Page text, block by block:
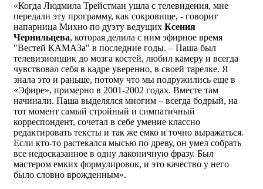
«Когда Людмила Трейстман ушла с телевидения, мне
передали эту программу, как сокровище, - говорит
напарница Михно по дуэту ведущих Ксения
Чернильцева, которая делила с ним эфирное время
"Вестей КАМАЗа" в последние годы. – Паша был
телевизионщик до мозга костей, любил камеру и всегда
чувствовал себя в кадре уверенно, в своей тарелке. Я
знала это и раньше, потому что мы подружились еще в
«Эфире», примерно в 2001-2002 годах. Вместе там
начинали. Паша выделялся многим – всегда бодрый, на
тот момент самый стройный и симпатичный
корреспондент, сочетал в себе умение классно
редактировать тексты и так же емко и точно выражаться.
Если кто-то растекался мысью по древу, он умел собрать
все недосказанное в одну лаконичную фразу. Был
мастером емких формулировок, и это качество у него
было словно врожденным».